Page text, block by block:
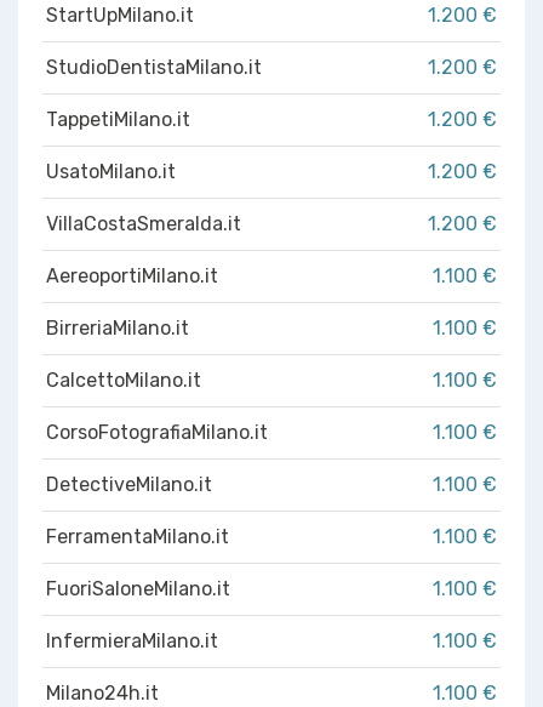
StartUpMilano.it 1.200 €
StudioDentistaMilano.it 1.200 €
TappetiMilano.it 1.200 €
UsatoMilano.it 1.200 €
VillaCostaSmeralda.it 1.200 €
AereoportiMilano.it 1.100 €
BirreriaMilano.it 1.100 €
CalcettoMilano.it 1.100 €
CorsoFotografiaMilano.it 1.100 €
DetectiveMilano.it 1.100 €
FerramentaMilano.it 1.100 €
FuoriSaloneMilano.it 1.100 €
InfermieraMilano.it 1.100 €
Milano24h.it 1.100 €